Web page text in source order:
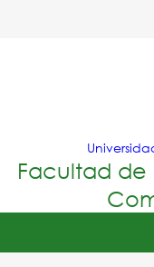
Facultad de